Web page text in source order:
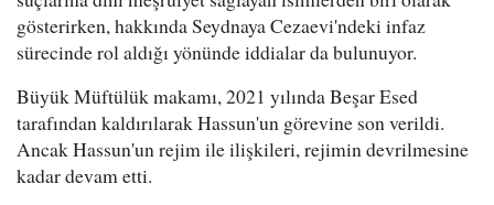
gösterirken, hakkında Seydnaya Cezaevi'ndeki infaz
sürecinde rol aldığı yönünde iddialar da bulunuyor.
Büyük Müftülük makamı, 2021 yılında Beşar Esed
tarafından kaldırılarak Hassun'un görevine son verildi.
Ancak Hassun'un rejim ile ilişkileri, rejimin devrilmesine
kadar devam etti.